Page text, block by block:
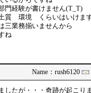
門経験が書けません(T_T)
環境 くらいはいけま
三業務揃いませんから
ね
Name：rush6120
したが・・・奇跡が起こり